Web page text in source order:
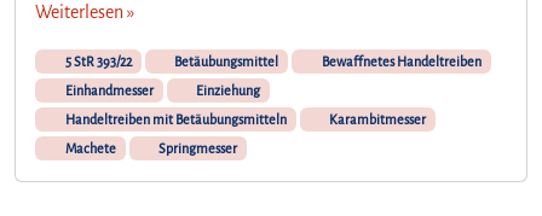
Weiterlesen »
5 StR 393/22 Betäubungsmittel
Bewaffnetes Handeltreiben
Einhandmesser
Einziehung
Handeltreiben mit Betäubungsmitteln
Karambitmesser
Machete
Springmesser